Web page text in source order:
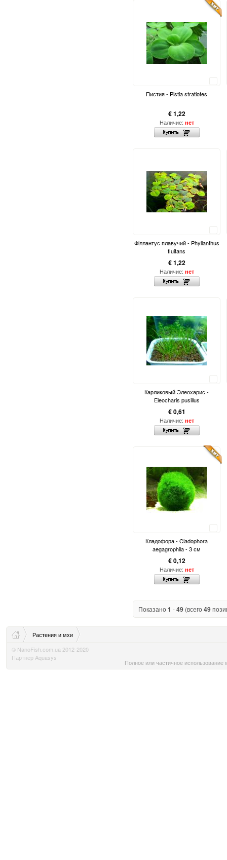
Пистия - Pistia stratiotes
€ 1,22
Наличие: нет
Філлантус плавучий - Phyllanthus
fluitans
€ 1,22
Наличие: нет
Карликовый Элеохарис -
Eleocharis pusillus
€ 0,61
Наличие: нет
Кладофора - Cladophora
aegagrophila - 3 см
€ 0,12
Наличие: нет
Показано1 -49 (всего49
Растения и мхи
© NanoFish.com.ua 2012-2020
Партнер Aquasys
Полное или частичное